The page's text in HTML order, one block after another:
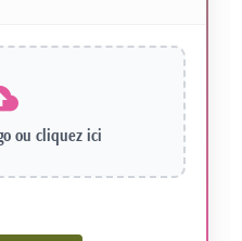
ou cliquez ici